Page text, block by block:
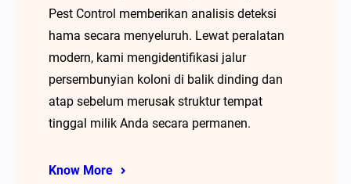
Pest Control memberikan analisis deteksi
hama secara menyeluruh. Lewat peralatan
modern, kami mengidentifikasi jalur
persembunyian koloni di balik dinding dan
atap sebelum merusak struktur tempat
tinggal milik Anda secara permanen.
Know More